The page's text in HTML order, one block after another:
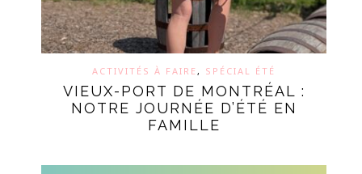
ACTIVITÉS À FAIRE, SPÉCIAL ÉTÉ
VIEUX-PORT DE MONTRÉAL :
NOTRE JOURNÉE D’ÉTÉ EN
FAMILLE